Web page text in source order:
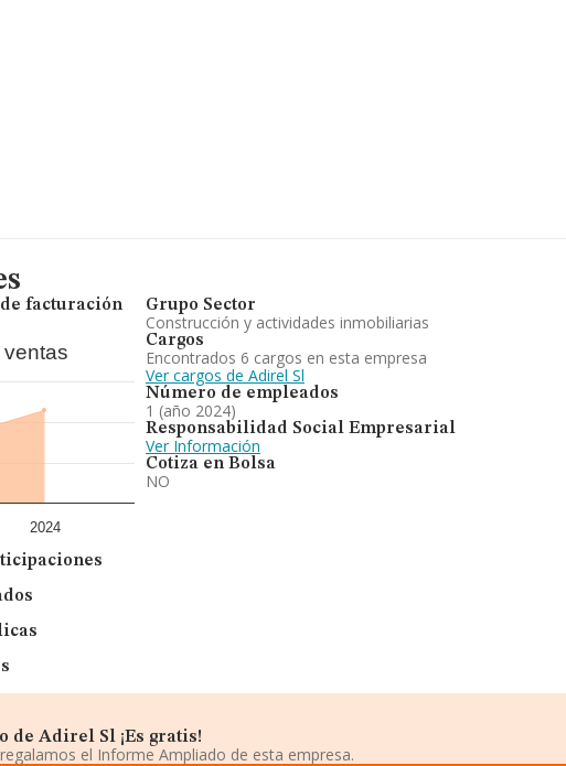
facturación
2024
Grupo Sector
Construcción y actividades inmobiliarias
Cargos
Encontrados 6 cargos en esta empresa
Ver cargos de Adirel Sl
Número de empleados
1 (año 2024)
Responsabilidad Social Empresarial
Ver Información
Cotiza en Bolsa
NO
de Adirel Sl ¡Es gratis!
el Informe Ampliado de esta empresa.